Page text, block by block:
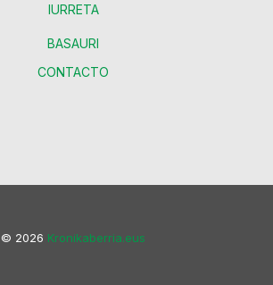
IURRETA
BASAURI
CONTACTO
© 2026 Kronikaberria.eus